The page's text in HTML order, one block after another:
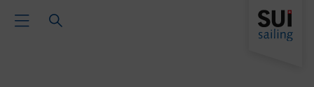
Toggle Main Navigation